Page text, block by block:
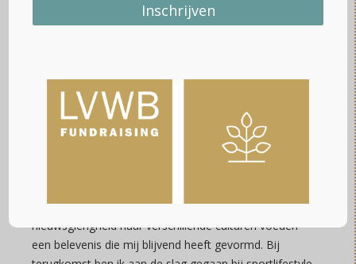
betekenen. Cultuur verbindt, inspireert en brengt mensen
bij elkaar — precies dat maakt dit werk voor mij zo
waardevol.”
Na mijn studie aan de NHTV in Breda en het afronden
periode kon ik mijn horizon verbreden en mijn
nieuwsgierigheid naar verschillende culturen voeden –
een belevenis die mij blijvend heeft gevormd. Bij
Inschrijven